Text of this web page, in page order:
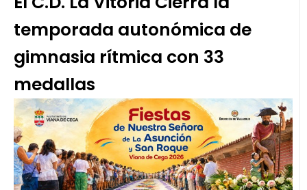
temporada autonómica de
gimnasia rítmica con 33
medallas